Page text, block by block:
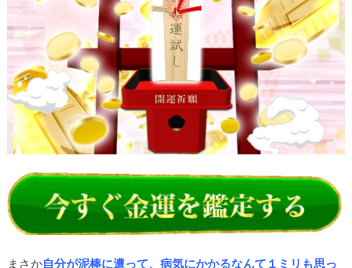
まさか自分が泥棒に遭って、病気にかかるなんて１ミリも思っ